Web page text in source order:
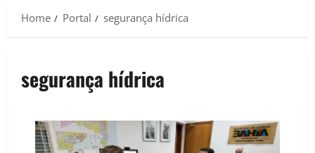
Home
Portal segurança hídrica
segurança hídrica